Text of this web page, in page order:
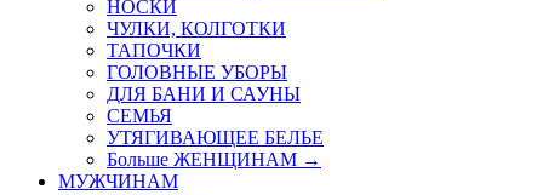
НОСКИ
ЧУЛКИ, КОЛГОТКИ
ТАПОЧКИ
ГОЛОВНЫЕ УБОРЫ
ДЛЯ БАНИ И САУНЫ
СЕМЬЯ
УТЯГИВАЮЩЕЕ БЕЛЬЕ
Больше ЖЕНЩИНАМ →
МУЖЧИНАМ